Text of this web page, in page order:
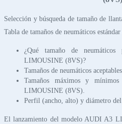
Selección y búsqueda de tamaño de
Tabla de tamaños de neumáticos
¿Qué tamaño de
LIMOUSINE (8VS)?
Tamaños de neumáticos
Tamaños máximos y
LIMOUSINE (8VS).
Perfil (ancho, alto) y diámetro
El lanzamiento del modelo AUDI A3